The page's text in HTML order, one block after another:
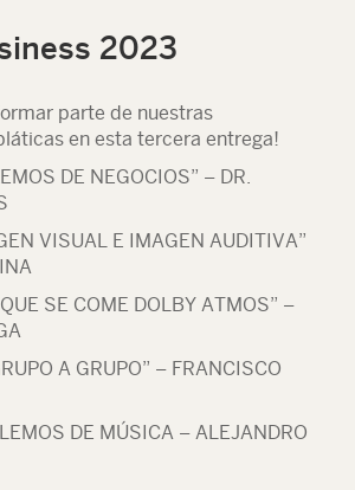
2023
parte de nuestras
en esta tercera entrega!
DE NEGOCIOS” – DR.
VISUAL E IMAGEN AUDITIVA”
SE COME DOLBY ATMOS” –
A GRUPO” – FRANCISCO
DE MÚSICA – ALEJANDRO